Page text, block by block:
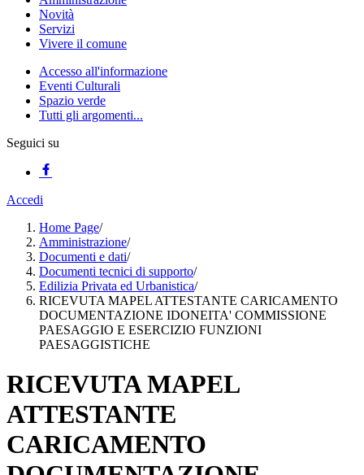
Novità
Servizi
Vivere il comune
Accesso all'informazione
Eventi Culturali
Spazio verde
Tutti gli argomenti...
Seguici su
Accedi
Home Page/
Amministrazione/
Documenti e dati/
Documenti tecnici di supporto/
Edilizia Privata ed Urbanistica/
RICEVUTA MAPEL ATTESTANTE CARICAMENTO
DOCUMENTAZIONE IDONEITA' COMMISSIONE
PAESAGGIO E ESERCIZIO FUNZIONI
PAESAGGISTICHE
RICEVUTA MAPEL
ATTESTANTE
CARICAMENTO